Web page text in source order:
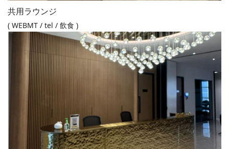
共用ラウンジ
( WEBMT / tel / 飲食 )